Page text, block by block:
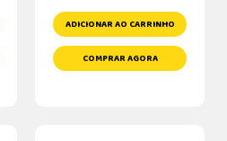
ADICIONAR AO CARRINHO
COMPRAR AGORA